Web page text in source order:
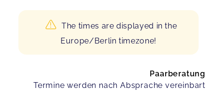
The times are displayed in the
Europe/Berlin timezone!
Paarberatung
Termine werden nach Absprache vereinbart